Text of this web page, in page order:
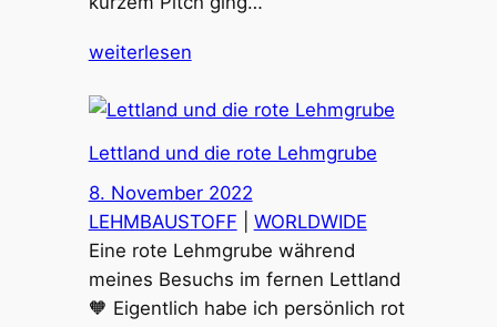
weiterlesen
Lettland und die rote Lehmgrube
8. November 2022
LEHMBAUSTOFF
WORLDWIDE
Eine rote Lehmgrube während
meines Besuchs im fernen Lettland
🧡 Eigentlich habe ich persönlich rot